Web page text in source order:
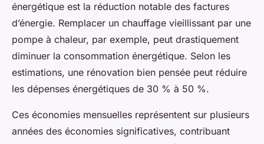
énergétique est la réduction notable des factures
d’énergie. Remplacer un chauffage vieillissant par une
pompe à chaleur, par exemple, peut drastiquement
diminuer la consommation énergétique. Selon les
estimations, une rénovation bien pensée peut réduire
les dépenses énergétiques de 30 % à 50 %.
Ces économies mensuelles représentent sur plusieurs
années des économies significatives, contribuant